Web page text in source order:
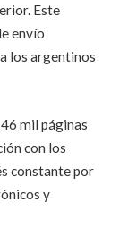
Este
envío
los argentinos
mil páginas
con los
constante por
y